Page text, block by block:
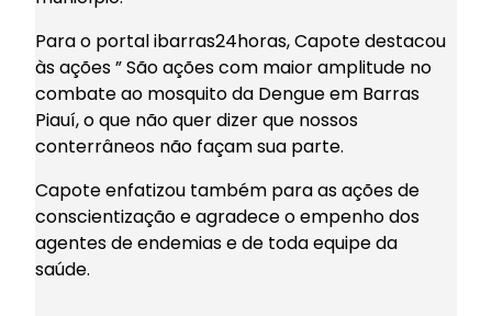
Para o portal ibarras24horas, Capote destacou
às ações ” São ações com maior amplitude no
combate ao mosquito da Dengue em Barras
Piauí, o que não quer dizer que nossos
conterrâneos não façam sua parte.
Capote enfatizou também para as ações de
conscientização e agradece o empenho dos
agentes de endemias e de toda equipe da
saúde.